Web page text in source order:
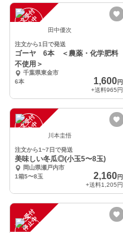
注
文
受
付
停
止
中 田中優次
注文から1日で発送
ゴーヤ 6本 ＜農薬・化学肥料
不使用＞
千葉県東金市
6本
1,600円
+送料965円
注
文
受
付
停
止
中 川本圭悟
注文から1~7日で発送
美味しい冬瓜◎(小玉5〜8玉)
岡山県瀬戸内市
1箱5〜8玉
2,160円
+送料1,205円
注
文
受
付
停
止
中